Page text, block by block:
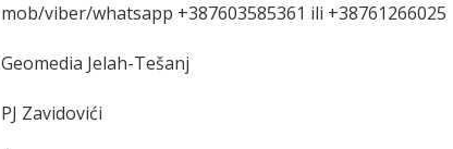
mob/viber/whatsapp +387603585361 ili +38761266025
Geomedia Jelah-Tešanj
PJ Zavidovići